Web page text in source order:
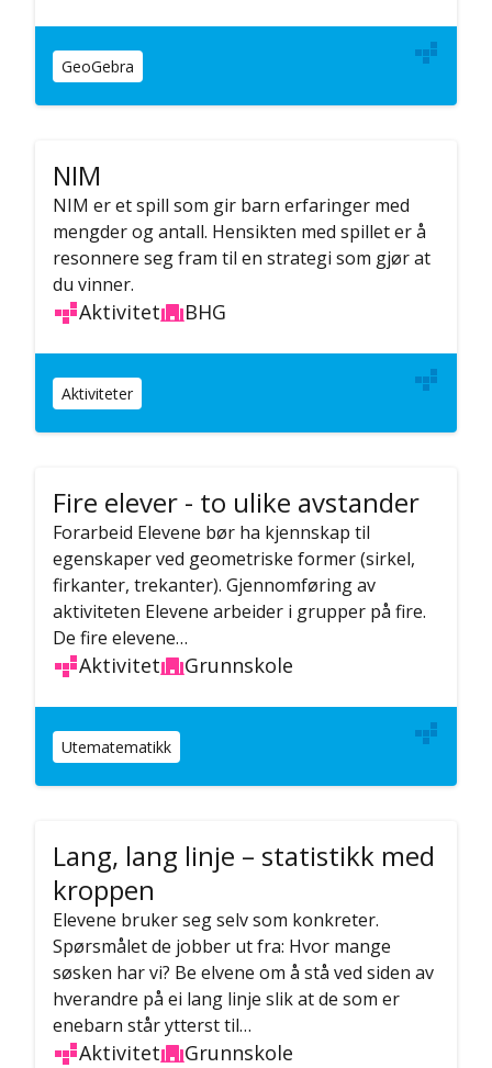
GeoGebra
NIM
NIM er et spill som gir barn erfaringer med
mengder og antall. Hensikten med spillet er å
resonnere seg fram til en strategi som gjør at
du vinner.
Aktivitet BHG
Aktiviteter
Fire elever - to ulike avstander
Forarbeid Elevene bør ha kjennskap til
egenskaper ved geometriske former (sirkel,
firkanter, trekanter). Gjennomføring av
aktiviteten Elevene arbeider i grupper på fire.
De fire elevene…
Aktivitet Grunnskole
Utematematikk
Lang, lang linje – statistikk med
kroppen
Elevene bruker seg selv som konkreter.
Spørsmålet de jobber ut fra: Hvor mange
søsken har vi? Be elvene om å stå ved siden av
hverandre på ei lang linje slik at de som er
enebarn står ytterst til…
Aktivitet Grunnskole